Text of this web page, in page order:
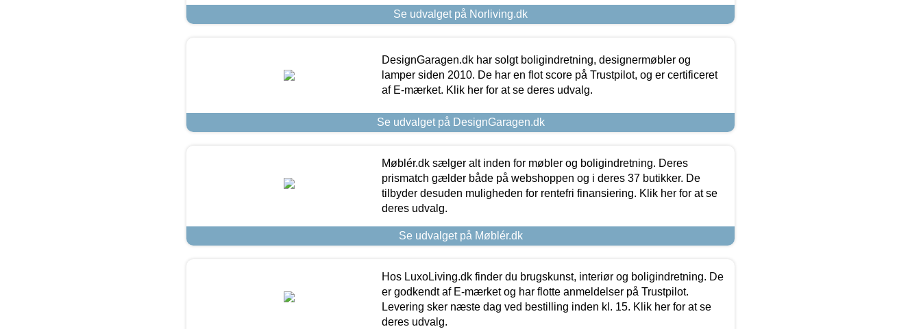
Se udvalget på Norliving.dk
DesignGaragen.dk har solgt boligindretning, designermøbler og
lamper siden 2010. De har en flot score på Trustpilot, og er certificeret
af E-mærket. Klik her for at se deres udvalg.
Se udvalget på DesignGaragen.dk
Møblér.dk sælger alt inden for møbler og boligindretning. Deres
prismatch gælder både på webshoppen og i deres 37 butikker. De
tilbyder desuden muligheden for rentefri finansiering. Klik her for at se
deres udvalg.
Se udvalget på Møblér.dk
Hos LuxoLiving.dk finder du brugskunst, interiør og boligindretning. De
er godkendt af E-mærket og har flotte anmeldelser på Trustpilot.
Levering sker næste dag ved bestilling inden kl. 15. Klik her for at se
deres udvalg.